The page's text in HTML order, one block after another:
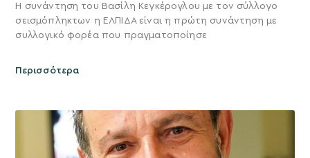
Η συνάντηση του Βασίλη Κεγκέρογλου με τον σύλλογο
σεισμόπληκτων η ΕΛΠΙΔΑ είναι η πρώτη συνάντηση με
συλλογικό φορέα που πραγματοποίησε
Περισσότερα